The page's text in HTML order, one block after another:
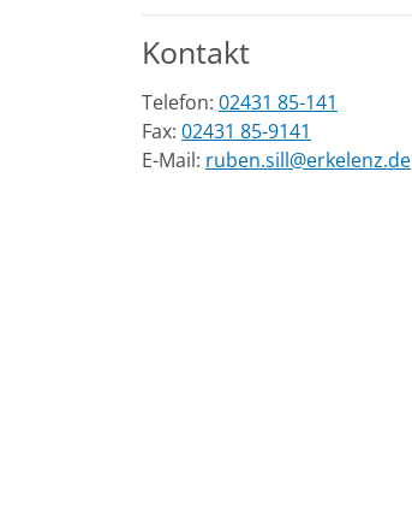
Kontakt
Telefon: 02431 85-141
Fax: 02431 85-9141
E-Mail: ruben.sill@erkelenz.de